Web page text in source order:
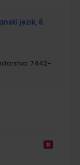
jezik, 8.
7442-